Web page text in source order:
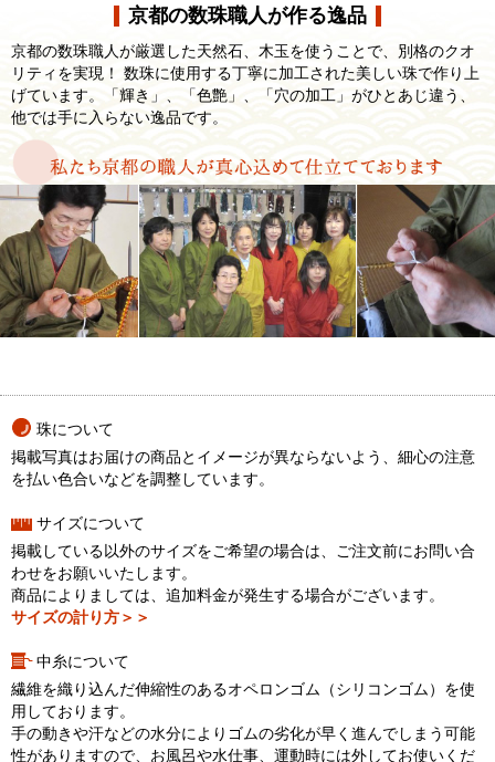
京都の数珠職人が作る逸品
京都の数珠職人が厳選した天然石、木玉を使うことで、別格のクオ
リティを実現！ 数珠に使用する丁寧に加工された美しい珠で作り上
げています。「輝き」、「色艶」、「穴の加工」がひとあじ違う、
他では手に入らない逸品です。
珠について
掲載写真はお届けの商品とイメージが異ならないよう、細心の注意
を払い色合いなどを調整しています。
サイズについて
掲載している以外のサイズをご希望の場合は、ご注文前にお問い合
わせをお願いいたします。
商品によりましては、追加料金が発生する場合がございます。
サイズの計り方＞＞
中糸について
繊維を織り込んだ伸縮性のあるオペロンゴム（シリコンゴム）を使
用しております。
手の動きや汗などの水分によりゴムの劣化が早く進んでしまう可能
性がありますので、お風呂や水仕事、運動時には外してお使いくだ